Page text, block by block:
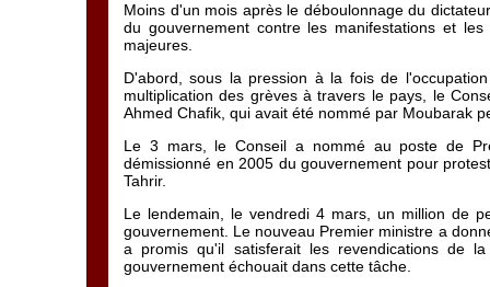
Moins d'un mois après le déboulonnage du
du gouvernement contre les manifestations et
majeures.
D'abord, sous la pression à la fois de
multiplication des grèves à travers le pays, le
Ahmed Chafik, qui avait été nommé par Moubarak
Le 3 mars, le Conseil a nommé au poste de
démissionné en 2005 du gouvernement pour
Tahrir.
Le lendemain, le vendredi 4 mars, un million de
gouvernement. Le nouveau Premier ministre a
a promis qu'il satisferait les revendications de
gouvernement échouait dans cette tâche.